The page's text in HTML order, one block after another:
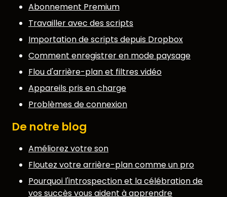
Abonnement Premium
Travailler avec des scripts
Importation de scripts depuis Dropbox
Comment enregistrer en mode paysage
Flou d'arrière-plan et filtres vidéo
Appareils pris en charge
Problèmes de connexion
De notre blog
Améliorez votre son
Floutez votre arrière-plan comme un pro
Pourquoi l'introspection et la célébration de
vos succès vous aident à apprendre